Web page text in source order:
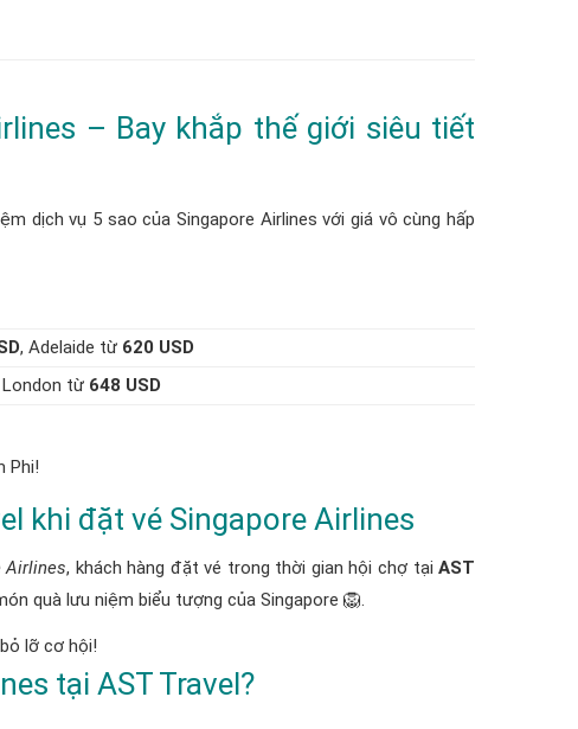
– Bay khắp thế giới siêu tiết
dịch vụ 5 sao của Singapore Airlines với giá vô cùng hấp
, Adelaide từ 620 USD
London từ 648 USD
Phi!
khi đặt vé Singapore Airlines
Airlines, khách hàng đặt vé trong thời gian hội chợ tạiAST
quà lưu niệm biểu tượng của Singapore 🦁.
lỡ cơ hội!
tại AST Travel?